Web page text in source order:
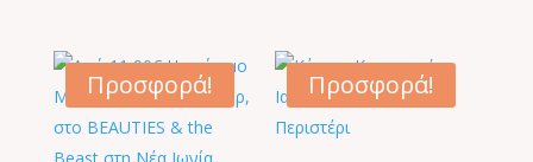
9,50 €. είναι:
6,50 €.
99,00 €.
49,90 €.
Προσφορά! Προσφορά!